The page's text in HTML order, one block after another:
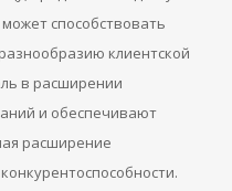
способствовать
клиентской
в расширении
и обеспечивают
расширение